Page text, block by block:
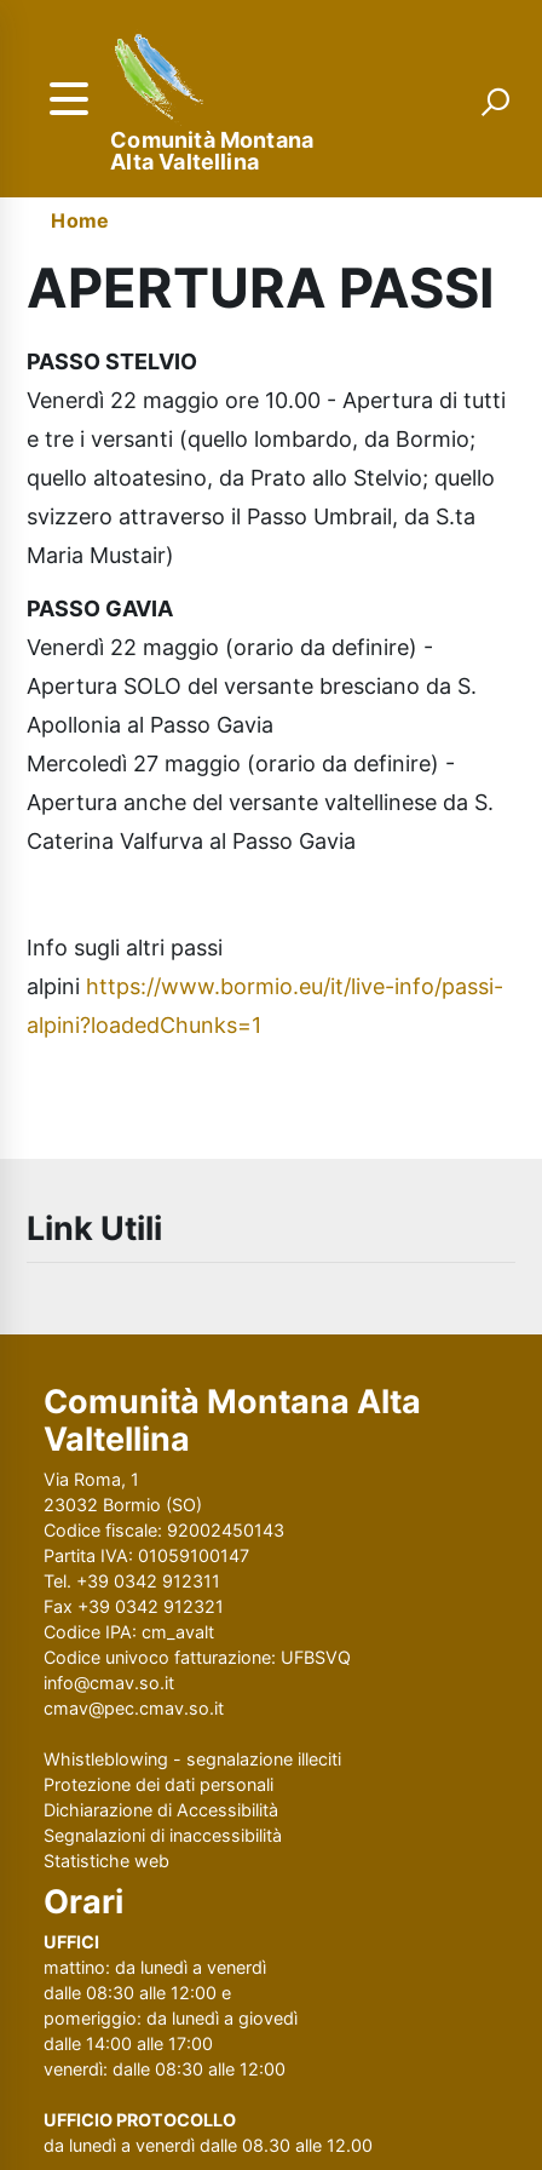
principale
Comunità Montana
Alta Valtellina
Menu
navigazione
Briciole
di
pane
Home
APERTURA PASSI
PASSO STELVIO
Venerdì 22 maggio ore 10.00 - Apertura di tutti
e tre i versanti (quello lombardo, da Bormio;
quello altoatesino, da Prato allo Stelvio; quello
svizzero attraverso il Passo Umbrail, da S.ta
Maria Mustair)
PASSO GAVIA
Venerdì 22 maggio (orario da definire) -
Apertura SOLO del versante bresciano da S.
Apollonia al Passo Gavia
Mercoledì 27 maggio (orario da definire) -
Apertura anche del versante valtellinese da S.
Caterina Valfurva al Passo Gavia
Info sugli altri passi
alpini https://www.bormio.eu/it/live-info/passi-
alpini?loadedChunks=1
Link Utili
Comunità Montana Alta
Valtellina
Via Roma, 1
23032 Bormio (SO)
Codice fiscale: 92002450143
Partita IVA: 01059100147
Tel. +39 0342 912311
Fax +39 0342 912321
Codice IPA: cm_avalt
Codice univoco fatturazione: UFBSVQ
info@cmav.so.it
cmav@pec.cmav.so.it
Whistleblowing - segnalazione illeciti
Protezione dei dati personali
Dichiarazione di Accessibilità
Segnalazioni di inaccessibilità
Statistiche web
Orari
UFFICI
mattino: da lunedì a venerdì
dalle 08:30 alle 12:00 e
pomeriggio: da lunedì a giovedì
dalle 14:00 alle 17:00
venerdì: dalle 08:30 alle 12:00
UFFICIO PROTOCOLLO
da lunedì a venerdì dalle 08.30 alle 12.00